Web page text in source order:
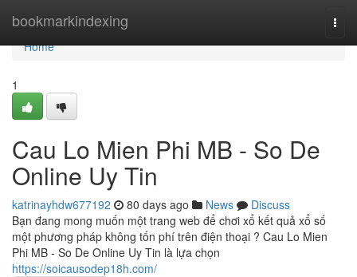
bookmarkindexing
Home
Home
1
Cau Lo Mien Phi MB - So De
Online Uy Tin
katrinayhdw677192 80 days ago News
Discuss
Bạn đang mong muốn một trang web để chơi xổ kết quả xổ số
một phương pháp không tốn phí trên điện thoại ? Cau Lo Mien
Phi MB - So De Online Uy Tin là lựa chọn
https://soicausodep18h.com/